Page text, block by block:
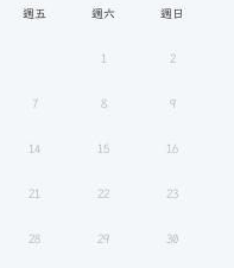
週五 週六 週日
1 2
7 8 9
14 15 16
21 22 23
28 29 30